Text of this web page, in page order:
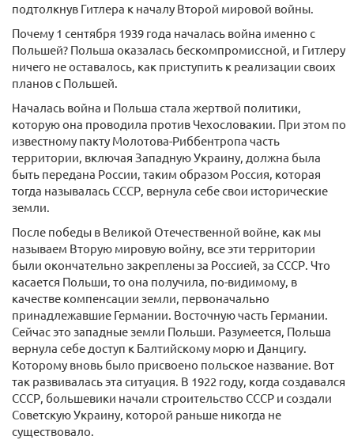
подтолкнув Гитлера к началу Второй мировой войны.
Почему 1 сентября 1939 года началась война именно с
Польшей? Польша оказалась бескомпромиссной, и Гитлеру
ничего не оставалось, как приступить к реализации своих
планов с Польшей.
Началась война и Польша стала жертвой политики,
которую она проводила против Чехословакии. При этом по
известному пакту Молотова-Риббентропа часть
территории, включая Западную Украину, должна была
быть передана России, таким образом Россия, которая
тогда называлась СССР, вернула себе свои исторические
земли.
После победы в Великой Отечественной войне, как мы
называем Вторую мировую войну, все эти территории
были окончательно закреплены за Россией, за СССР. Что
касается Польши, то она получила, по-видимому, в
качестве компенсации земли, первоначально
принадлежавшие Германии. Восточную часть Германии.
Сейчас это западные земли Польши. Разумеется, Польша
вернула себе доступ к Балтийскому морю и Данцигу.
Которому вновь было присвоено польское название. Вот
так развивалась эта ситуация. В 1922 году, когда создавался
СССР, большевики начали строительство СССР и создали
Советскую Украину, которой раньше никогда не
существовало.